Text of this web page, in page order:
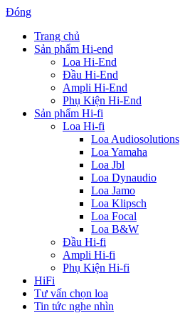
Đóng
Trang chủ
Sản phẩm Hi-end
Loa Hi-End
Đầu Hi-End
Ampli Hi-End
Phụ Kiện Hi-End
Sản phẩm Hi-fi
Loa Hi-fi
Loa Audiosolutions
Loa Yamaha
Loa Jbl
Loa Dynaudio
Loa Jamo
Loa Klipsch
Loa Focal
Loa B&W
Đầu Hi-fi
Ampli Hi-fi
Phụ Kiện Hi-fi
HiFi
Tư vấn chọn loa
Tin tức nghe nhìn